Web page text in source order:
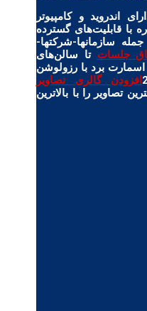
اندروید و کامپیوتر
با قابلیت‌های گسترده‌
سازمانها-شرکتها-
جلسات تا سالن‌های
برد با رزولوشن
افزودن گالری تصاویر
و نسبت تصویر 16:9 بهترین تصاویر را با بالاترین